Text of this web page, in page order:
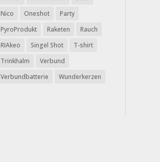
Nico
Oneshot
Party
PyroProdukt
Raketen
Rauch
RIAkeo
Singel Shot
T-shirt
Trinkhalm
Verbund
Verbundbatterie
Wunderkerzen